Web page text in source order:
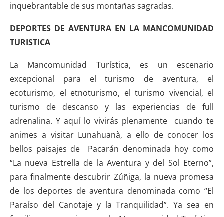
inquebrantable de sus montañas sagradas.
DEPORTES DE AVENTURA EN LA MANCOMUNIDAD
TURISTICA
La Mancomunidad Turística, es un escenario
excepcional para el turismo de aventura, el
ecoturismo, el etnoturismo, el turismo vivencial, el
turismo de descanso y las experiencias de full
adrenalina. Y aquí lo vivirás plenamente cuando te
animes a visitar Lunahuanà, a ello de conocer los
bellos paisajes de Pacarán denominada hoy como
“La nueva Estrella de la Aventura y del Sol Eterno”,
para finalmente descubrir Zúñiga, la nueva promesa
de los deportes de aventura denominada como “El
Paraíso del Canotaje y la Tranquilidad”. Ya sea en